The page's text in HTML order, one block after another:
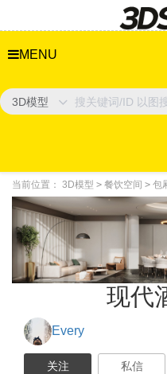
MENU
3D模型
当前位置： 3D模型 > 餐饮空间 > 包
现代
Every